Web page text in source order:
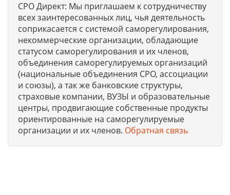
СРО Директ: Мы приглашаем к сотрудничеству
всех заинтересованных лиц, чья деятельность
соприкасается с системой саморегулирования,
некоммерческие организации, обладающие
статусом саморегулирования и их членов,
объединения саморегулируемых организаций
(национальные объединения СРО, ассоциации
и союзы), а так же банковские структуры,
страховые компании, ВУЗЫ и образовательные
центры, продвигающие собственные продукты
ориентированные на саморегулируемые
организации и их членов. Обратная связь